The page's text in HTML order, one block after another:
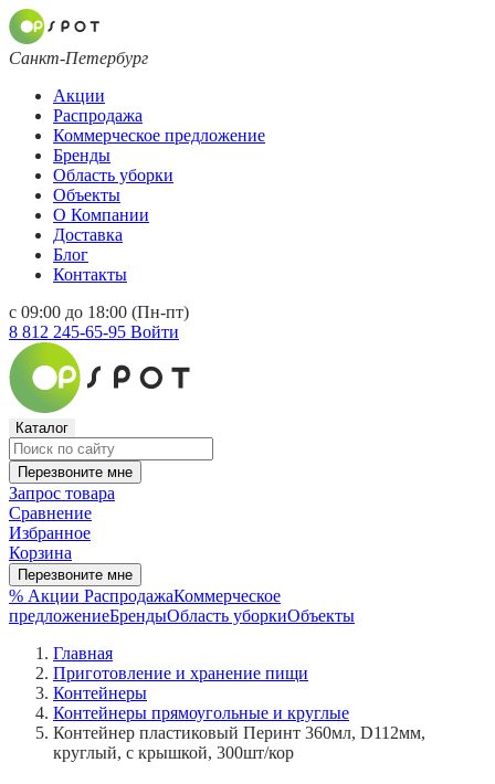
Санкт-Петербург
Акции
Распродажа
Коммерческое предложение
Бренды
Область уборки
Объекты
О Компании
Доставка
Блог
Контакты
с 09:00 до 18:00 (Пн-пт)
8 812 245-65-95 Войти
Каталог
Перезвоните мне
Запрос товара
Сравнение
Избранное
Корзина
Перезвоните мне
% Акции РаспродажаКоммерческое
предложениеБрендыОбласть уборкиОбъекты
Главная
Приготовление и хранение пищи
Контейнеры
Контейнеры прямоугольные и круглые
Контейнер пластиковый Перинт 360мл, D112мм,
круглый, с крышкой, 300шт/кор